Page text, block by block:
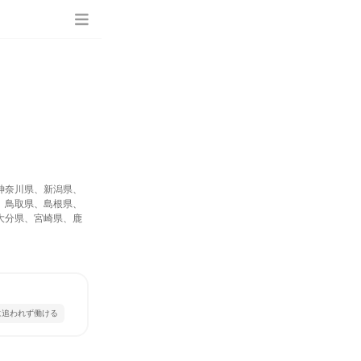
川県、新潟県、
取県、島根県、
分県、宮崎県、鹿
われず働ける